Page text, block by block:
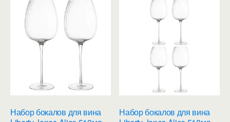
Набор бокалов для вина
Набор бокалов для вина